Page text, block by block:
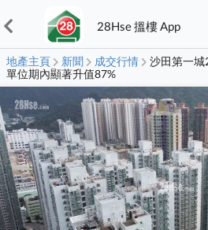
28Hse 搵樓 App
地產主頁 新聞 成交行情
沙田第一
單位期內顯著升值87%